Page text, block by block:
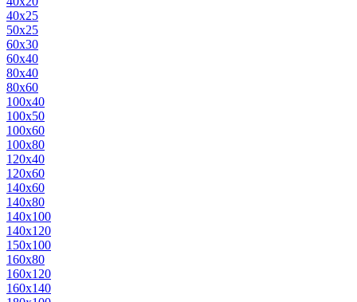
40х25
50х25
60х30
60х40
80х40
80х60
100х40
100х50
100х60
100х80
120х40
120х60
140х60
140х80
140х100
140х120
150х100
160х80
160х120
160х140